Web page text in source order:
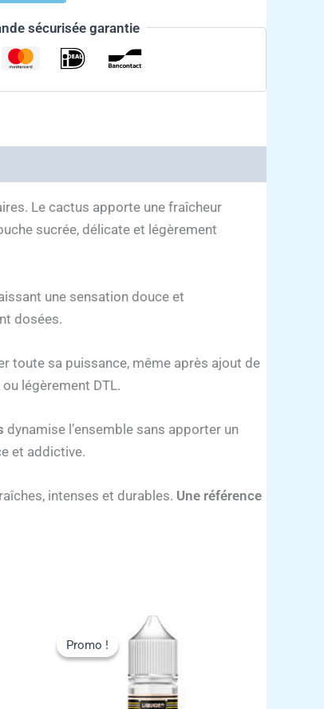
sécurisée garantie
Le cactus apporte une fraîcheur
sucrée, délicate et légèrement
une sensation douce et
dosées.
toute sa puissance, même après ajout de
légèrement DTL.
dynamise l’ensemble sans apporter un
et addictive.
intenses et durables. Une référence
Promo !
Promo !